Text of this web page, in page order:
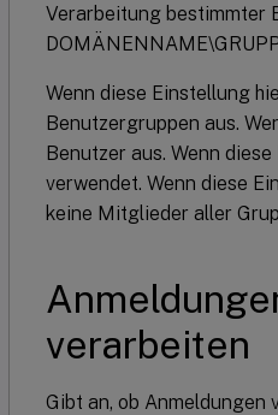
Verarbeitung bestimmter
Wenn diese Einstellung
Benutzergruppen aus.
Benutzer aus. Wenn
verwendet. Wenn diese
keine Mitglieder aller
verarbeiten
Gibt an, ob Anmeldungen